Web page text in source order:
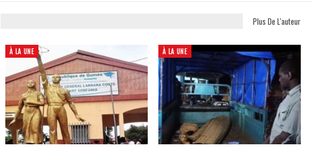
Plus De L'auteur
À LA UNE À LA UNE